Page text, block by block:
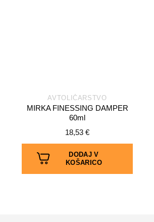
AVTOLIČARSTVO
MIRKA FINESSING DAMPER
60ml
18,53 €
DODAJ V
KOŠARICO